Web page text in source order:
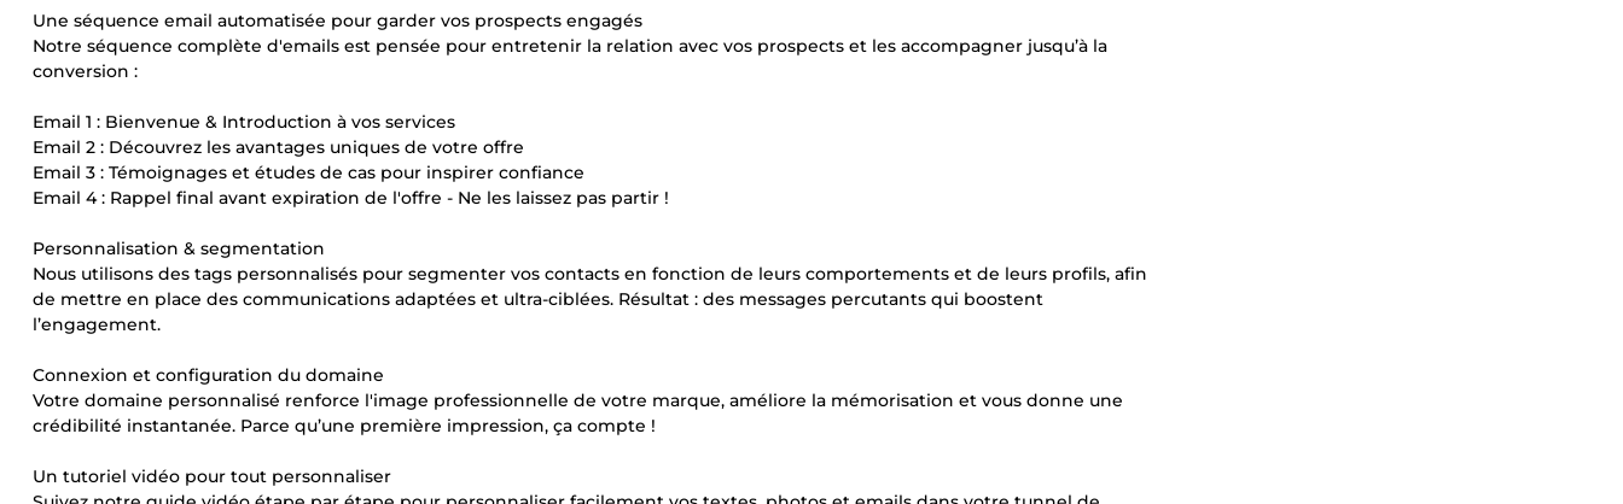
Une séquence email automatisée pour garder vos prospects engagés
Notre séquence complète d'emails est pensée pour entretenir la relation avec vos prospects et les accompagner jusqu’à la
conversion :
Email 1 : Bienvenue & Introduction à vos services
Email 2 : Découvrez les avantages uniques de votre offre
Email 3 : Témoignages et études de cas pour inspirer confiance
Email 4 : Rappel final avant expiration de l'offre - Ne les laissez pas partir !
Personnalisation & segmentation
Nous utilisons des tags personnalisés pour segmenter vos contacts en fonction de leurs comportements et de leurs profils, afin
de mettre en place des communications adaptées et ultra-ciblées. Résultat : des messages percutants qui boostent
l’engagement.
Connexion et configuration du domaine
Votre domaine personnalisé renforce l'image professionnelle de votre marque, améliore la mémorisation et vous donne une
crédibilité instantanée. Parce qu’une première impression, ça compte !
Un tutoriel vidéo pour tout personnaliser